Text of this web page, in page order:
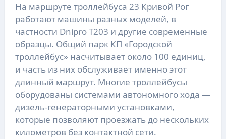
На маршруте троллейбуса 23 Кривой Рог
работают машины разных моделей, в
частности Dnipro T203 и другие современные
образцы. Общий парк КП «Городской
троллейбус» насчитывает около 100 единиц,
и часть из них обслуживает именно этот
длинный маршрут. Многие троллейбусы
оборудованы системами автономного хода —
дизель-генераторными установками,
которые позволяют проезжать до нескольких
километров без контактной сети.